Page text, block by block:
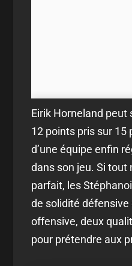
Eirik Horneland peut
12 points pris sur 15
d’une équipe enfin
dans son jeu. Si tout
parfait, les
de solidité défensive
offensive, deux
pour prétendre aux